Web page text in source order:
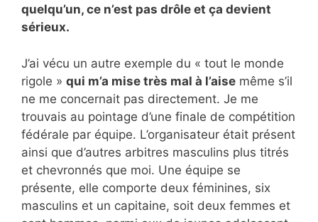
quelqu’un, ce n’est pas drôle et ça devient
sérieux.
J’ai vécu un autre exemple du « tout le monde
rigole » qui m’a mise très mal à l’aise même s’il
ne me concernait pas directement. Je me
trouvais au pointage d’une finale de compétition
fédérale par équipe. L’organisateur était présent
ainsi que d’autres arbitres masculins plus titrés
et chevronnés que moi. Une équipe se
présente, elle comporte deux féminines, six
masculins et un capitaine, soit deux femmes et